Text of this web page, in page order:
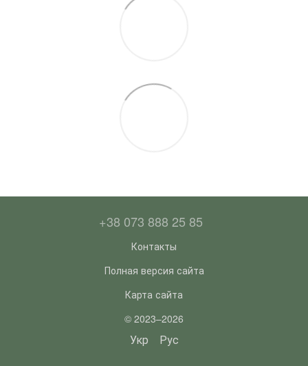
+38 073 888 25 85
Контакты
Полная версия сайта
Карта сайта
© 2023–2026
Укр Рус